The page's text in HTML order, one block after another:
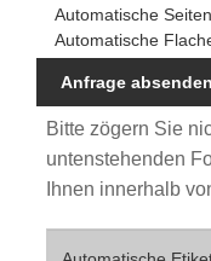
Automatische
Automatische
Anfrage absenden
Bitte zögern Sie
untenstehenden
Ihnen innerhalb